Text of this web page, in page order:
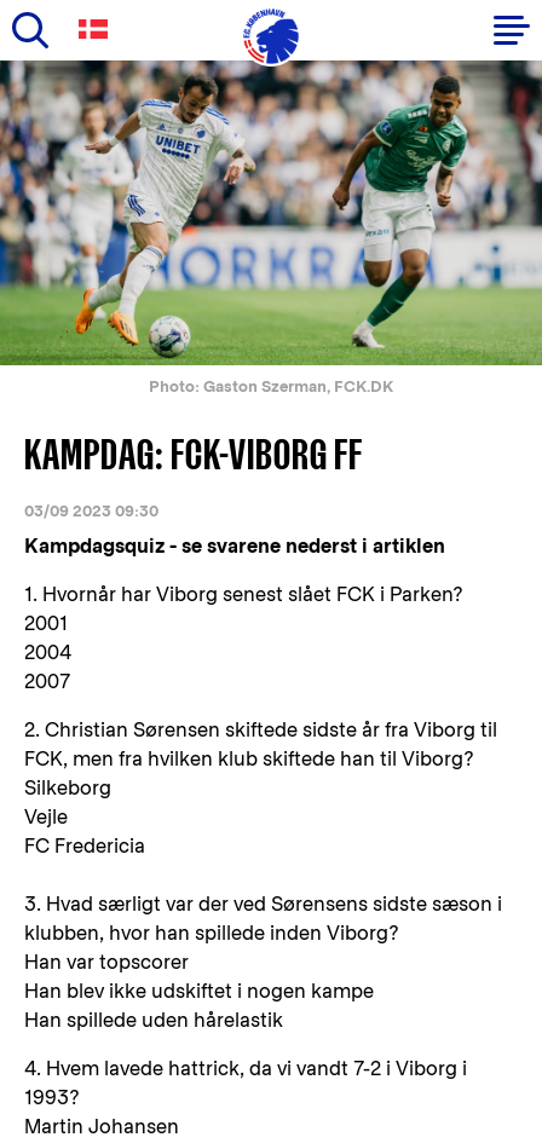
Skip
to
main
content
Primary
navigation
-
English
Photo: Gaston Szerman, FCK.DK
KAMPDAG: FCK-VIBORG FF
03/09 2023 09:30
Kampdagsquiz - se svarene nederst i artiklen
1. Hvornår har Viborg senest slået FCK i Parken?
2001
2004
2007
2. Christian Sørensen skiftede sidste år fra Viborg til
FCK, men fra hvilken klub skiftede han til Viborg?
Silkeborg
Vejle
FC Fredericia
3. Hvad særligt var der ved Sørensens sidste sæson i
klubben, hvor han spillede inden Viborg?
Han var topscorer
Han blev ikke udskiftet i nogen kampe
Han spillede uden hårelastik
4. Hvem lavede hattrick, da vi vandt 7-2 i Viborg i
1993?
Martin Johansen